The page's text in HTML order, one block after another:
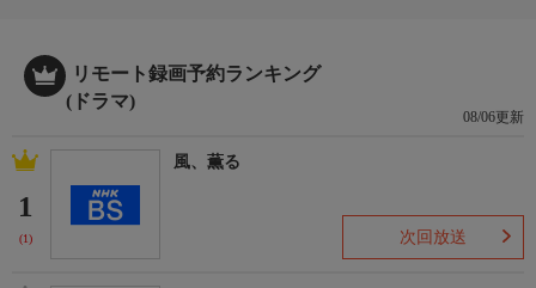
リモート録画予約ランキング
(ドラマ)
08/06更新
1
(1)
風、薫る
次回放送